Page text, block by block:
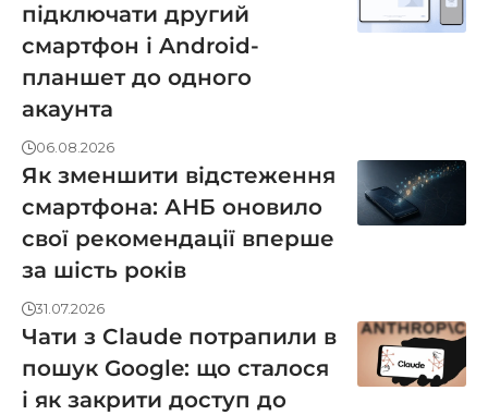
підключати другий
смартфон і Android-
планшет до одного
акаунта
06.08.2026
Як зменшити відстеження
смартфона: АНБ оновило
свої рекомендації вперше
за шість років
31.07.2026
Чати з Claude потрапили в
пошук Google: що сталося
і як закрити доступ до